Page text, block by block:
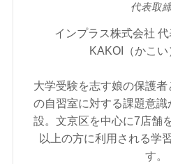
代表取
インプラス株式会社
KAKOI（かこい
大学受験を志す娘の保護
の自習室に対する課題意
設。文京区を中心に7店舗
以上の方に利用される学
す。